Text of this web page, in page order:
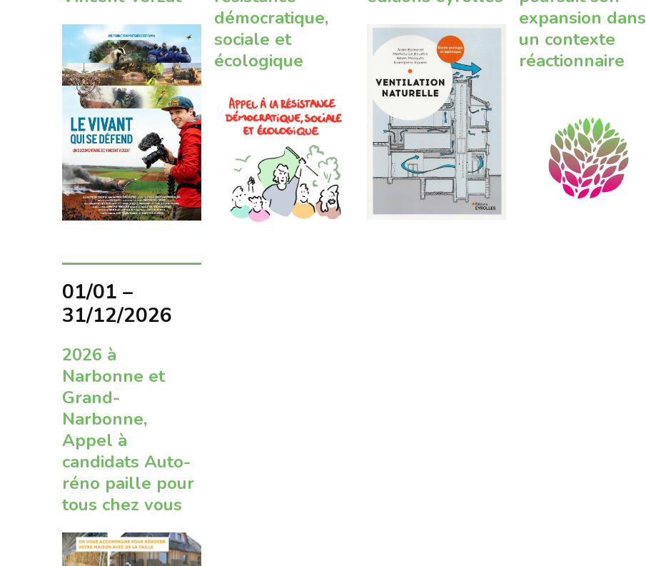
démocratique,
sociale et
écologique
expansion dans
un contexte
réactionnaire
01/01 –
31/12/2026
2026 à
Narbonne et
Grand-
Narbonne,
Appel à
candidats Auto-
réno paille pour
tous chez vous